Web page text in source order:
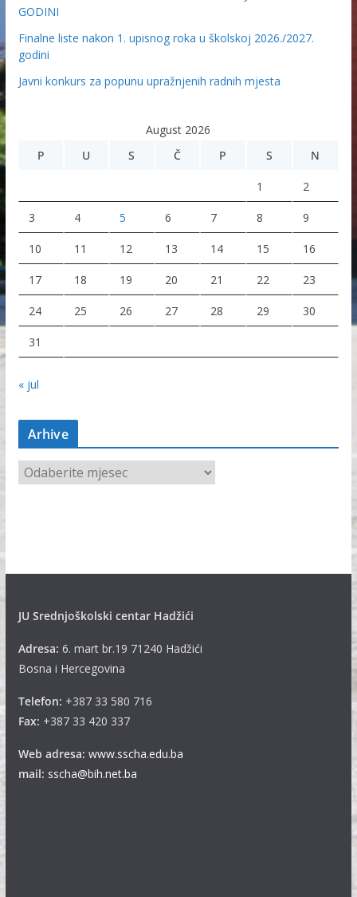
GODINI
Finalne liste nakon 1. upisnog roka u školskoj 2026./2027.
godini
Javni konkurs za popunu upražnjenih radnih mjesta
August 2026
P
U S Č P S N
1 2
3 4 5 6 7 8 9
10 11 12 13 14 15 16
17 18 19 20 21 22 23
24 25 26 27 28 29 30
31
« jul
Arhive
A
r
JU Srednjoškolski centar Hadžići
Adresa: 6. mart br.19 71240 Hadžići
Bosna i Hercegovina
Telefon: +387 33 580 716
Fax: +387 33 420 337
Web adresa: www.sscha.edu.ba
mail: sscha@bih.net.ba